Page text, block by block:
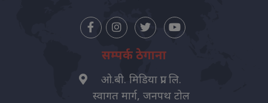
सम्पर्क ठेगाना
ओ.बी. मिडिया प्रा. लि.
स्वागत मार्ग, जनपथ टोल